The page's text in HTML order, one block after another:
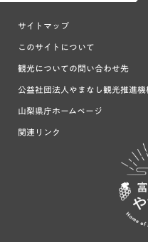
サイトマップ
このサイトについて
観光についての問い合わせ先
公益社団法人やまなし観光推進機
山梨県庁ホームページ
関連リンク
富